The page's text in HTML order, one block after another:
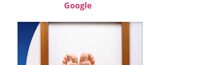
Google